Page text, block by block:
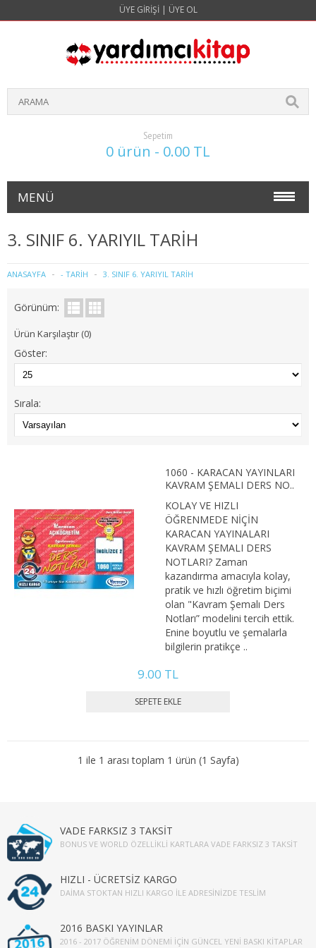
ÜYE GIRIŞI | ÜYE OL
Sepetim
0 ürün - 0.00 TL
MENÜ
2. SINIF 3. YARIYIL İŞLETME
3. SINIF 5. YARIYIL İŞLETME
4. SINIF 7. YARIYIL İŞLETME
4. SINIF 8. YARIYIL İŞLETME
İKTİSAT
1. SINIF 1. YARIYIL İKTİSAT
2. SINIF 4. YARIYIL İKTİSAT
3. SINIF 5. YARIYIL İKTİSAT
4. SINIF 7. YARIYIL İKTİSAT
KAMU YÖNETİMİ
1. SINIF 1. YARIYIL KAMU
1. SINIF 2. YARIYIL KAMU
2. SINIF 3. YARIYIL KAMU
3. SINIF 6. YARIYIL TARİH
ANASAYFA - TARİH 3. SINIF 6. YARIYIL TARİH
Görünüm:
Ürün Karşılaştır (0)
Göster:
Sırala:
1060 - KARACAN YAYINLARI
KAVRAM ŞEMALI DERS NO..
KOLAY VE HIZLI
ÖĞRENMEDE NİÇİN
KARACAN YAYINALARI
KAVRAM ŞEMALI DERS
NOTLARI? Zaman
kazandırma amacıyla kolay,
pratik ve hızlı öğretim biçimi
olan "Kavram Şemalı Ders
Notları” modelini tercih ettik.
Enine boyutlu ve şemalarla
bilgilerin pratikçe ..
9.00 TL
1 ile 1 arası toplam 1 ürün (1 Sayfa)
VADE FARKSIZ 3 TAKSİT
BONUS VE WORLD ÖZELLIKLI KARTLARA VADE FARKSIZ 3 TAKSIT
HIZLI - ÜCRETSİZ KARGO
DAIMA STOKTAN HIZLI KARGO İLE ADRESINIZDE TESLIM
2016 BASKI YAYINLAR
2016 - 2017 ÖĞRENIM DÖNEMI İÇIN GÜNCEL YENI BASKI KITAPLAR